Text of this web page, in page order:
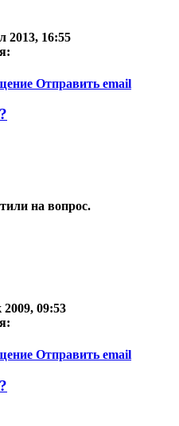
2013, 16:55
Отправить email
на вопрос.
2009, 09:53
Отправить email